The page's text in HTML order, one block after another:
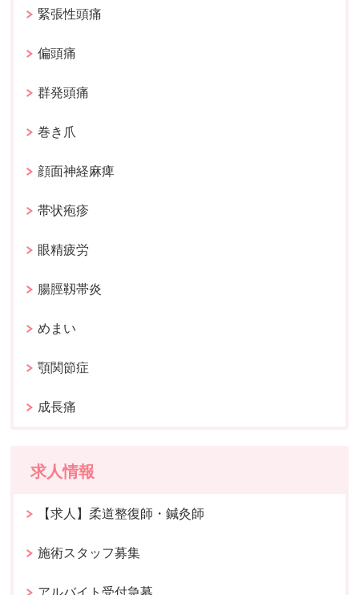
緊張性頭痛
偏頭痛
群発頭痛
巻き爪
顔面神経麻痺
帯状疱疹
眼精疲労
腸脛靱帯炎
めまい
顎関節症
成長痛
求人情報
【求人】柔道整復師・鍼灸師
施術スタッフ募集
アルバイト受付急募